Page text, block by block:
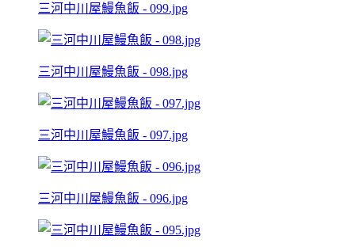
三河中川屋鰻魚飯 - 099.jpg
三河中川屋鰻魚飯 - 098.jpg
三河中川屋鰻魚飯 - 097.jpg
三河中川屋鰻魚飯 - 096.jpg